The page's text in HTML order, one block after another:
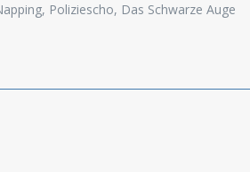
Poliziescho, Das Schwarze Auge